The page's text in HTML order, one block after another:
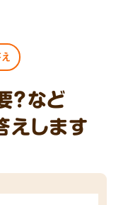
?など
えします